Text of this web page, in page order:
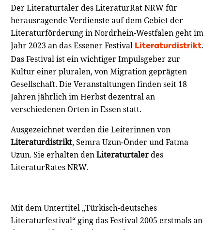
Der Literaturtaler des LiteraturRat NRW für
herausragende Verdienste auf dem Gebiet der
Literaturförderung in Nordrhein-Westfalen geht im
Jahr 2023 an das Essener Festival Literaturdistrikt.
Das Festival ist ein wichtiger Impulsgeber zur
Kultur einer pluralen, von Migration geprägten
Gesellschaft. Die Veranstaltungen finden seit 18
Jahren jährlich im Herbst dezentral an
verschiedenen Orten in Essen statt.
Ausgezeichnet werden die Leiterinnen von
Literaturdistrikt, Semra Uzun-Önder und Fatma
Uzun. Sie erhalten denLiteraturtalerdes
LiteraturRates NRW.
Mit dem Untertitel „Türkisch-deutsches
Literaturfestival“ ging das Festival 2005 erstmals an